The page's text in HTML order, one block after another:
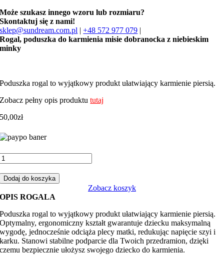
Może szukasz innego wzoru lub rozmiaru?
Skontaktuj się z nami!
sklep@sundream.com.pl |+48 572 977 079 |
Rogal, poduszka do karmienia misie dobranocka z niebieskim
minky
Poduszka rogal to wyjątkowy produkt ułatwiający karmienie piersią.
Zobacz pełny opis produktututaj
50,00zł
Dodaj do koszyka
Zobacz koszyk
OPIS ROGALA
Poduszka rogal to wyjątkowy produkt ułatwiający karmienie piersią.
Optymalny, ergonomiczny kształt gwarantuje dziecku maksymalną
wygodę, jednocześnie odciąża plecy matki, redukując napięcie szyi i
karku. Stanowi stabilne podparcie dla Twoich przedramion, dzięki
czemu bezpiecznie ułożysz swojego dziecko do karmienia.